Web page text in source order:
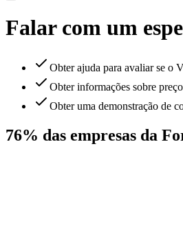
Falar com um
Obter ajuda para avaliar se o
Obter informações sobre
Obter uma demonstração de
76% das empresas da